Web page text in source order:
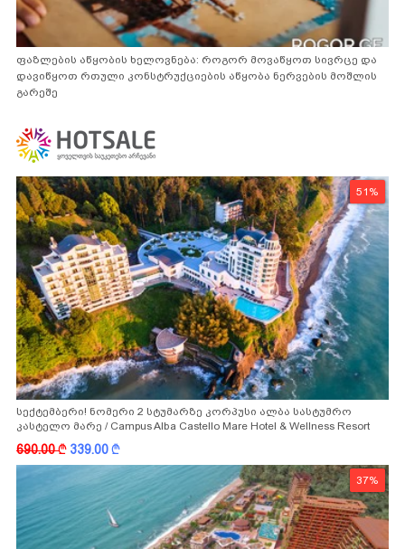
ფაზლების აწყობის ხელოვნება: როგორ მოვაწყოთ სივრცე და
დავიწყოთ რთული კონსტრუქციების აწყობა ნერვების მოშლის
გარეშე
51%
სექტემბერი! ნომერი 2 სტუმარზე კორპუსი ალბა სასტუმრო
კასტელო მარე / Campus Alba Castello Mare Hotel & Wellness Resort
-სგან!
690.00k 339.00k
37%